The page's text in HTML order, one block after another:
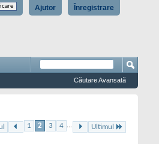
Înregistrare
Ajutor
Căutare Avansată
1 2 3 4 ... Ultimul